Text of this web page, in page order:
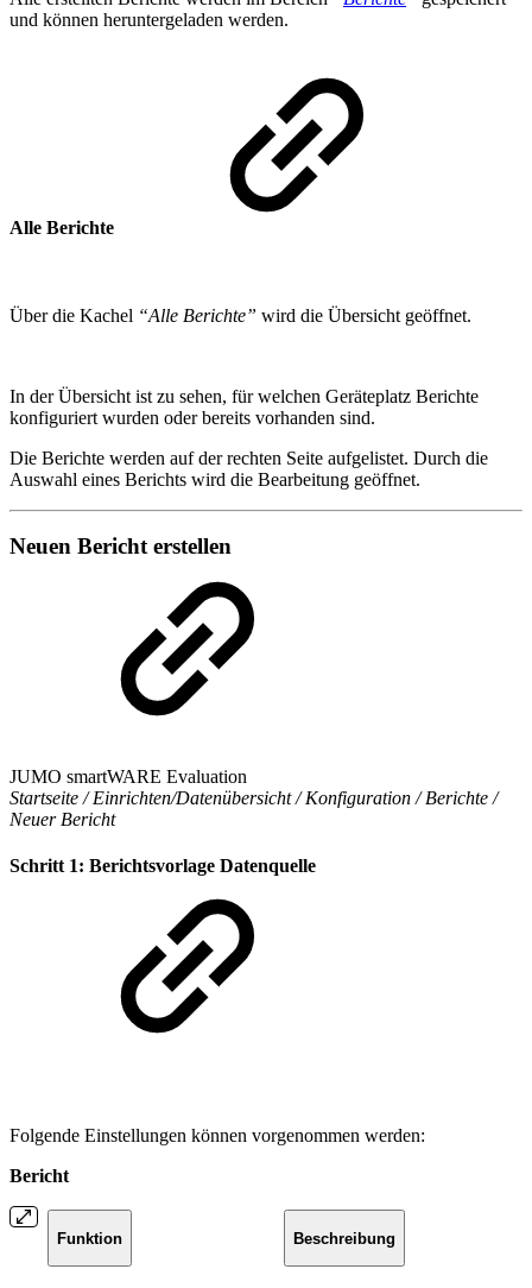
und können heruntergeladen werden.
Alle Berichte
Über die Kachel “Alle Berichte” wird die Übersicht geöffnet.
In der Übersicht ist zu sehen, für welchen Geräteplatz Berichte
konfiguriert wurden oder bereits vorhanden sind.
Die Berichte werden auf der rechten Seite aufgelistet. Durch die
Auswahl eines Berichts wird die Bearbeitung geöffnet.
Neuen Bericht erstellen
JUMO smartWARE Evaluation
Startseite / Einrichten/Datenübersicht / Konfiguration / Berichte /
Neuer Bericht
Schritt 1: Berichtsvorlage Datenquelle
Folgende Einstellungen können vorgenommen werden:
Bericht
Funktion Beschreibung